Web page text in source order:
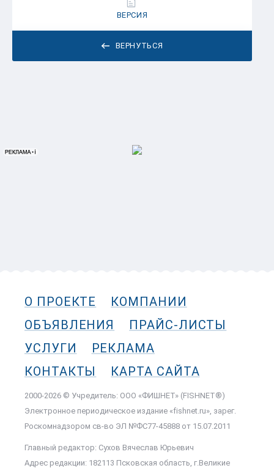
ВЕРНУТЬСЯ
ВЕРСИЯ
О ПРОЕКТЕ
КОМПАНИИ
ОБЪЯВЛЕНИЯ
ПРАЙС-ЛИСТЫ
УСЛУГИ
РЕКЛАМА
КОНТАКТЫ
КАРТА САЙТА
2000-2026 © Учредитель: ООО «ФИШНЕТ» (FISHNET®)
Электронное периодическое издание «fishnet.ru», зарег.
Роскомнадзором cв-во ЭЛ №ФС77-45888 от 15.07.2011
Главный редактор: Сухов Вячеслав Юрьевич
Адрес редакции: 182113 Псковская область, г.Великие